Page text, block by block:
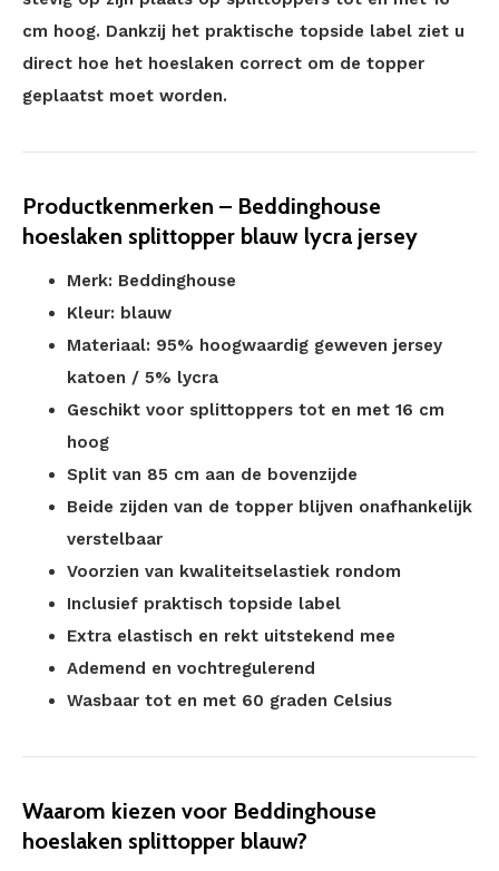
cm hoog. Dankzij het praktische topside label ziet u
direct hoe het hoeslaken correct om de topper
geplaatst moet worden.
Productkenmerken – Beddinghouse
hoeslaken splittopper blauw lycra jersey
Merk: Beddinghouse
Kleur: blauw
Materiaal: 95% hoogwaardig geweven jersey
katoen / 5% lycra
Geschikt voor splittoppers tot en met 16 cm
hoog
Split van 85 cm aan de bovenzijde
Beide zijden van de topper blijven onafhankelijk
verstelbaar
Voorzien van kwaliteitselastiek rondom
Inclusief praktisch topside label
Extra elastisch en rekt uitstekend mee
Ademend en vochtregulerend
Wasbaar tot en met 60 graden Celsius
Waarom kiezen voor Beddinghouse
hoeslaken splittopper blauw?